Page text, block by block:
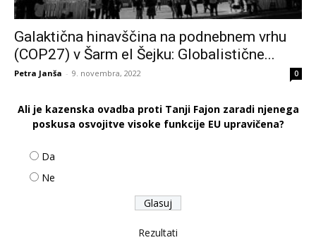
Galaktična hinavščina na podnebnem vrhu
(COP27) v Šarm el Šejku: Globalistične...
Petra Janša - 9. novembra, 2022 0
Ali je kazenska ovadba proti Tanji Fajon zaradi njenega
poskusa osvojitve visoke funkcije EU upravičena?
Da
Ne
Rezultati